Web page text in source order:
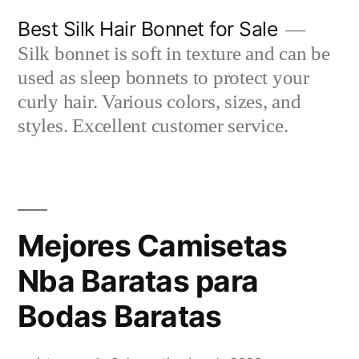
contenido
Best Silk Hair Bonnet for Sale
Silk bonnet is soft in texture and can be
used as sleep bonnets to protect your
curly hair. Various colors, sizes, and
styles. Excellent customer service.
Mejores Camisetas
Nba Baratas para
Bodas Baratas